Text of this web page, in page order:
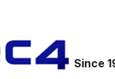
Since